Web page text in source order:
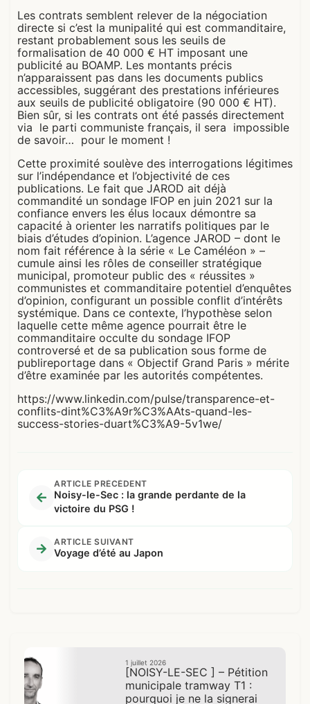
Les contrats semblent relever de la négociation
directe si c’est la munipalité qui est commanditaire,
restant probablement sous les seuils de
formalisation de 40 000 € HT imposant une
publicité au BOAMP. Les montants précis
n’apparaissent pas dans les documents publics
accessibles, suggérant des prestations inférieures
aux seuils de publicité obligatoire (90 000 € HT).
Bien sûr, si les contrats ont été passés directement
via le parti communiste français, il sera impossible
de savoir… pour le moment !
Cette proximité soulève des interrogations légitimes
sur l’indépendance et l’objectivité de ces
publications. Le fait que JAROD ait déjà
commandité un sondage IFOP en juin 2021 sur la
confiance envers les élus locaux démontre sa
capacité à orienter les narratifs politiques par le
biais d’études d’opinion. L’agence JAROD – dont le
nom fait référence à la série « Le Caméléon » –
cumule ainsi les rôles de conseiller stratégique
municipal, promoteur public des « réussites »
communistes et commanditaire potentiel d’enquêtes
d’opinion, configurant un possible conflit d’intérêts
systémique. Dans ce contexte, l’hypothèse selon
laquelle cette même agence pourrait être le
commanditaire occulte du sondage IFOP
controversé et de sa publication sous forme de
publireportage dans « Objectif Grand Paris » mérite
d’être examinée par les autorités compétentes.
https://www.linkedin.com/pulse/transparence-et-
conflits-dint%C3%A9r%C3%AAts-quand-les-
success-stories-duart%C3%A9-5v1we/
ARTICLE PRÉCÉDENT
Noisy-le-Sec : la grande perdante de la
victoire du PSG !
ARTICLE SUIVANT
Voyage d’été au Japon
1 juillet 2026
[NOISY-LE-SEC ] – Pétition
municipale tramway T1 :
pourquoi je ne la signerai